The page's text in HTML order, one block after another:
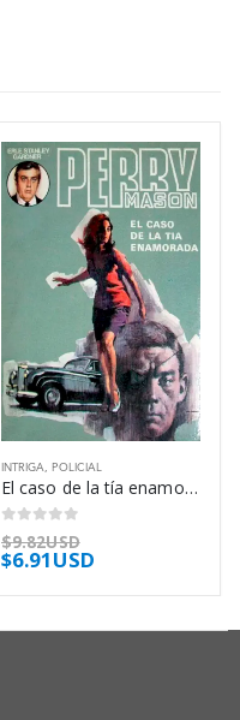
INTRIGA, POLICIAL
El caso de la tía enamorada – Erle Stanley Gardner
0out of 5
$9.82USD
$6.91USD